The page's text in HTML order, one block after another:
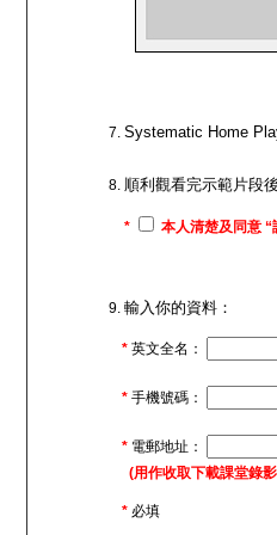
Systematic Home
順利觀看完示範片段
* 本人清楚及同意
輸入你的資料：
* 英文全名：
* 手機號碼：
* 電郵地址：
(用作收取下載課堂錄
* 必填